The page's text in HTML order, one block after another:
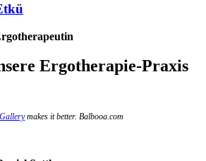
Ergotherapie-Praxis
makes it better. Balbooa.com